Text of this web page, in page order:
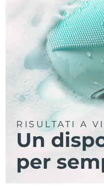
RISULTATI A
Un
per